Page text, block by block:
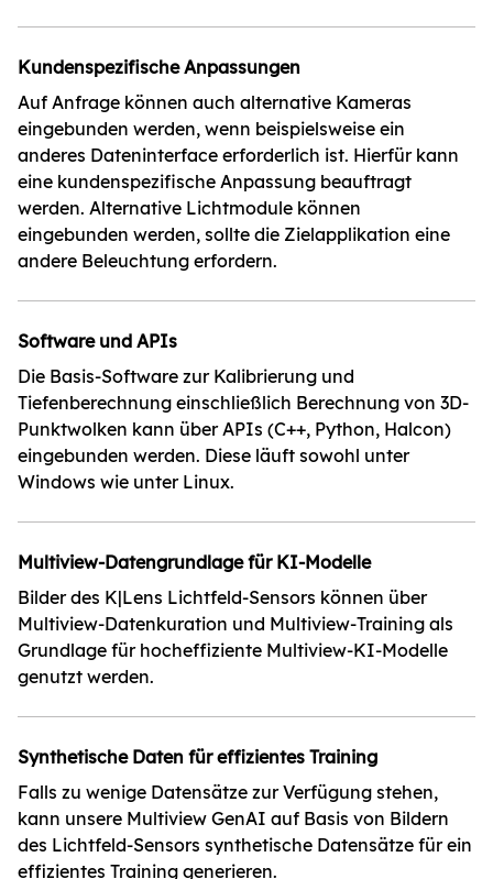
Kundenspezifische Anpassungen
Auf Anfrage können auch alternative Kameras
eingebunden werden, wenn beispielsweise ein
anderes Dateninterface erforderlich ist. Hierfür kann
eine kundenspezifische Anpassung beauftragt
werden. Alternative Lichtmodule können
eingebunden werden, sollte die Zielapplikation eine
andere Beleuchtung erfordern.
Software und APIs
Die Basis-Software zur Kalibrierung und
Tiefenberechnung einschließlich Berechnung von 3D-
Punktwolken kann über APIs (C++, Python, Halcon)
eingebunden werden. Diese läuft sowohl unter
Windows wie unter Linux.
Multiview-Datengrundlage für KI-Modelle
Bilder des K|Lens Lichtfeld-Sensors können über
Multiview-Datenkuration und Multiview-Training als
Grundlage für hocheffiziente Multiview-KI-Modelle
genutzt werden.
Synthetische Daten für effizientes Training
Falls zu wenige Datensätze zur Verfügung stehen,
kann unsere Multiview GenAI auf Basis von Bildern
des Lichtfeld-Sensors synthetische Datensätze für ein
effizientes Training generieren.